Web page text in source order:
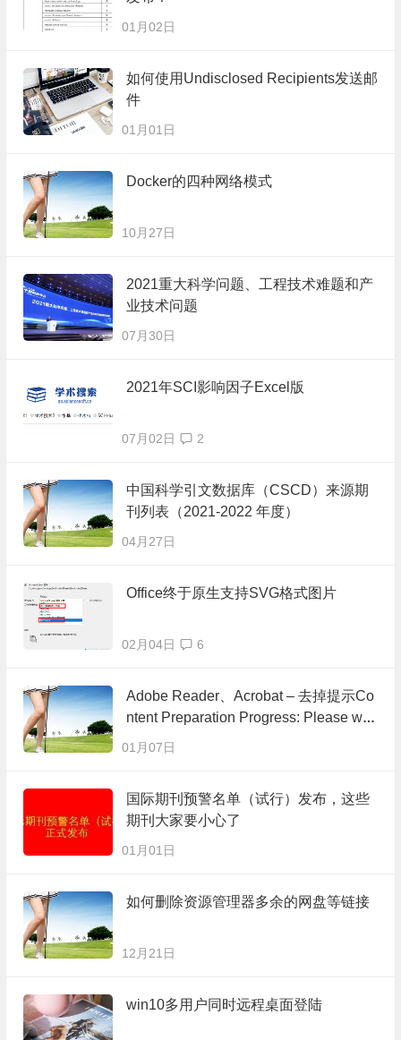
01月02日
如何使用Undisclosed Recipients发送邮
件
01月01日
Docker的四种网络模式
10月27日
2021重大科学问题、工程技术难题和产
业技术问题
07月30日
2021年SCI影响因子Excel版
07月02日 2
中国科学引文数据库（CSCD）来源期
刊列表（2021-2022 年度）
04月27日
Office终于原生支持SVG格式图片
02月04日 6
Adobe Reader、Acrobat – 去掉提示Co
ntent Preparation Progress: Please wait
while the document is being prepared f
01月07日
国际期刊预警名单（试行）发布，这些
期刊大家要小心了
01月01日
如何删除资源管理器多余的网盘等链接
12月21日
win10多用户同时远程桌面登陆